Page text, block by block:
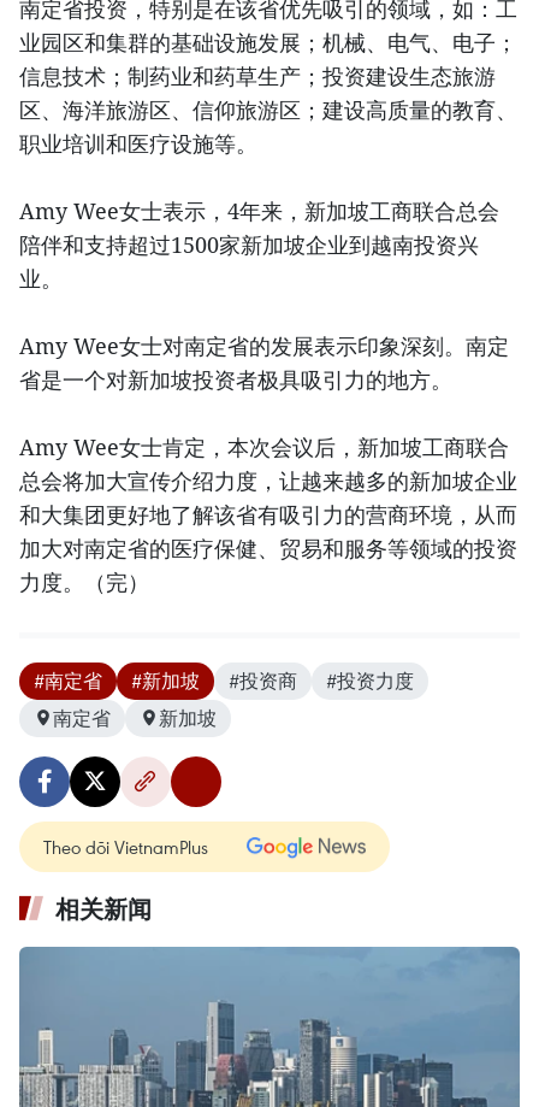
南定省投资，特别是在该省优先吸引的领域，如：工
业园区和集群的基础设施发展；机械、电气、电子；
信息技术；制药业和药草生产；投资建设生态旅游
区、海洋旅游区、信仰旅游区；建设高质量的教育、
职业培训和医疗设施等。
Amy Wee女士表示，4年来，新加坡工商联合总会
陪伴和支持超过1500家新加坡企业到越南投资兴
业。
Amy Wee女士对南定省的发展表示印象深刻。南定
省是一个对新加坡投资者极具吸引力的地方。
Amy Wee女士肯定，本次会议后，新加坡工商联合
总会将加大宣传介绍力度，让越来越多的新加坡企业
和大集团更好地了解该省有吸引力的营商环境，从而
加大对南定省的医疗保健、贸易和服务等领域的投资
力度。（完）
#南定省 #新加坡 #投资商
#投资力度
南定省
新加坡
Theo dõi VietnamPlus
相关新闻